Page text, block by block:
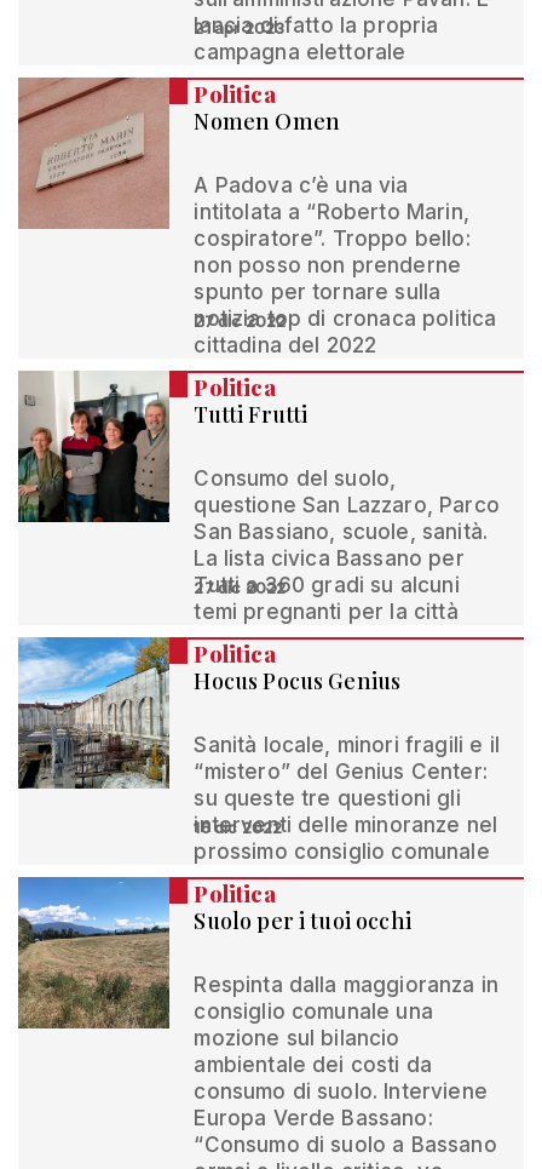
lancia di fatto la propria
campagna elettorale
21 apr 2023
Politica
Nomen Omen
A Padova c’è una via
intitolata a “Roberto Marin,
cospiratore”. Troppo bello:
non posso non prenderne
spunto per tornare sulla
notizia top di cronaca politica
cittadina del 2022
27 dic 2022
Politica
Tutti Frutti
Consumo del suolo,
questione San Lazzaro, Parco
San Bassiano, scuole, sanità.
La lista civica Bassano per
Tutti a 360 gradi su alcuni
temi pregnanti per la città
27 dic 2022
Politica
Hocus Pocus Genius
Sanità locale, minori fragili e il
“mistero” del Genius Center:
su queste tre questioni gli
interventi delle minoranze nel
prossimo consiglio comunale
16 dic 2022
Politica
Suolo per i tuoi occhi
Respinta dalla maggioranza in
consiglio comunale una
mozione sul bilancio
ambientale dei costi da
consumo di suolo. Interviene
Europa Verde Bassano:
“Consumo di suolo a Bassano